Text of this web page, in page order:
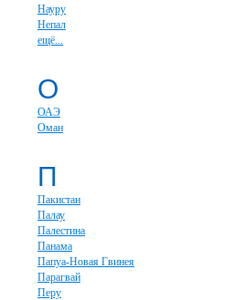
Науру
Непал
ещё...
О
ОАЭ
Оман
П
Пакистан
Палау
Палестина
Панама
Папуа-Новая Гвинея
Парагвай
Перу